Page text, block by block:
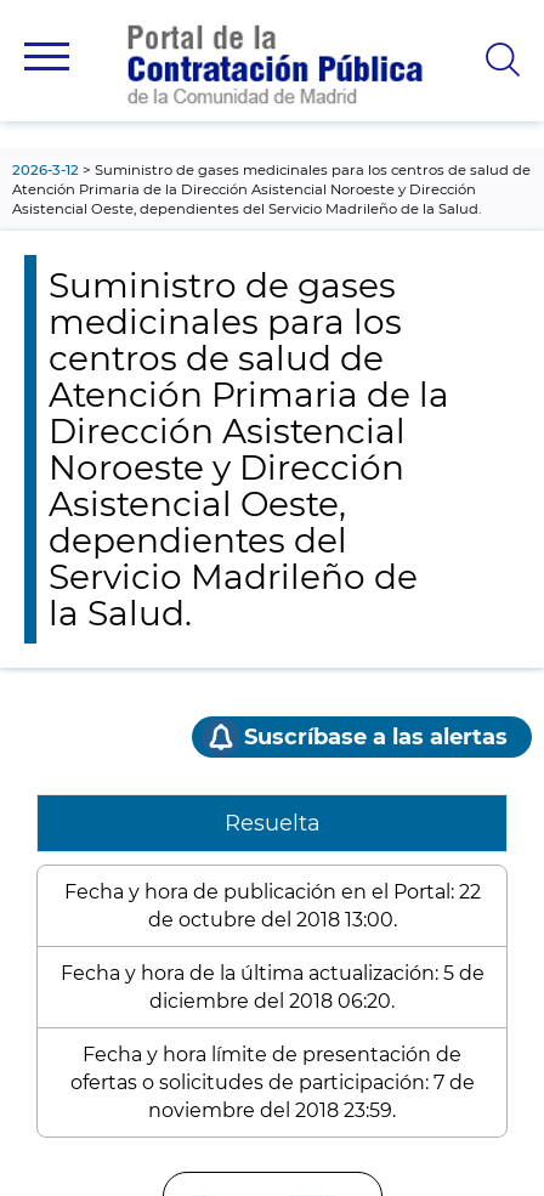
principal
2026-3-12
Suministro de gases medicinales para los centros de salud de
Atención Primaria de la Dirección Asistencial Noroeste y Dirección
Asistencial Oeste, dependientes del Servicio Madrileño de la Salud.
Suministro de gases
medicinales para los
centros de salud de
Atención Primaria de la
Dirección Asistencial
Noroeste y Dirección
Asistencial Oeste,
dependientes del
Servicio Madrileño de
la Salud.
Suscríbase a las alertas
Resuelta
Fecha y hora de publicación en el Portal: 22
de octubre del 2018 13:00.
Fecha y hora de la última actualización: 5 de
diciembre del 2018 06:20.
Fecha y hora límite de presentación de
ofertas o solicitudes de participación: 7 de
noviembre del 2018 23:59.